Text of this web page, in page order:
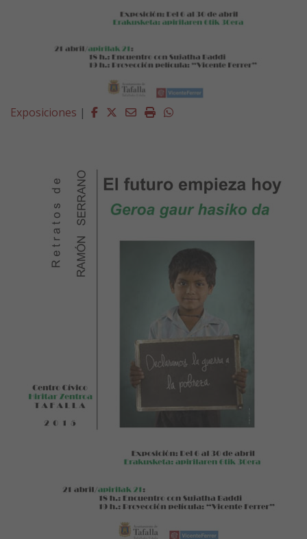
Exposiciones | Facebook
Twitter
EmailImprimirWhatsapp